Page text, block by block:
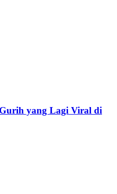
yang Lagi Viral di